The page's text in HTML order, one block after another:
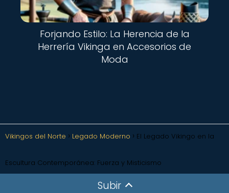
Forjando Estilo: La Herencia de la
Herrería Vikinga en Accesorios de
Moda
Vikingos del Norte Legado Moderno El Legado Vikingo en la
Escultura Contemporánea: Fuerza y Misticismo
Subir